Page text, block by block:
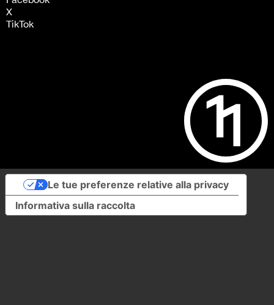
X
TikTok
Informativa sulla raccolta
Le tue preferenze relative alla privacy